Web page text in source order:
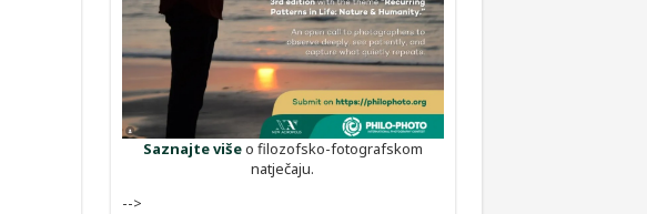
Saznajte višeo filozofsko-fotografskom
natječaju.
-->